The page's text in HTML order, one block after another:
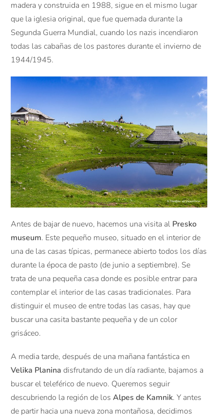
madera y construida en 1988, sigue en el mismo lugar
que la iglesia original, que fue quemada durante la
Segunda Guerra Mundial, cuando los nazis incendiaron
todas las cabañas de los pastores durante el invierno de
1944/1945.
Antes de bajar de nuevo, hacemos una visita al Presko
museum. Este pequeño museo, situado en el interior de
una de las casas típicas, permanece abierto todos los días
durante la época de pasto (de junio a septiembre). Se
trata de una pequeña casa donde es posible entrar para
contemplar el interior de las casas tradicionales. Para
distinguir el museo de entre todas las casas, hay que
buscar una casita bastante pequeña y de un color
grisáceo.
A media tarde, después de una mañana fantástica en
Velika Planina disfrutando de un día radiante, bajamos a
buscar el teleférico de nuevo. Queremos seguir
descubriendo la región de losAlpes de Kamnik. Y antes
de partir hacia una nueva zona montañosa, decidimos